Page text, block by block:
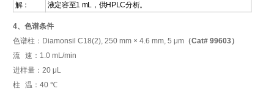
解： 液定容至1 mL ，供HPLC分析。
4、色谱条件
色谱柱： Diamonsil C18(2), 250 mm × 4.6 mm, 5μm （Cat# 99603）
流 速： 1.0 mL/min
进样量： 20 μL
柱
温：40℃